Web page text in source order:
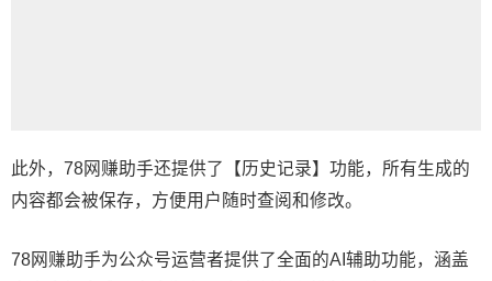
此外，78网赚助手还提供了【历史记录】功能，所有生成的
内容都会被保存，方便用户随时查阅和修改。
78网赚助手为公众号运营者提供了全面的AI辅助功能，涵盖